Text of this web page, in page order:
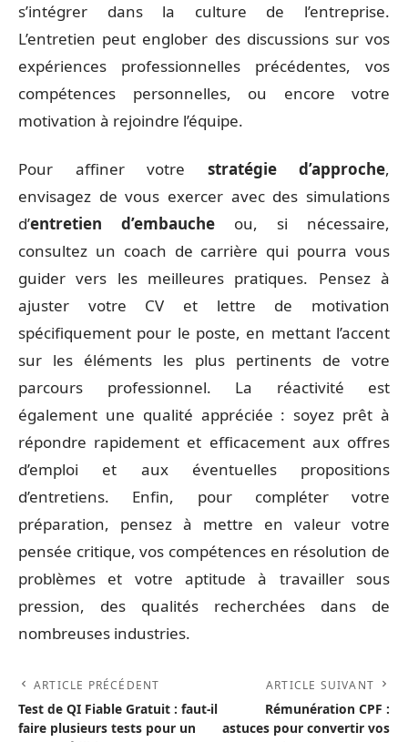
s’intégrer dans la culture de l’entreprise.
L’entretien peut englober des discussions sur vos
expériences professionnelles précédentes, vos
compétences personnelles, ou encore votre
motivation à rejoindre l’équipe.
Pour affiner votre stratégie d’approche,
envisagez de vous exercer avec des simulations
d’entretien d’embauche ou, si nécessaire,
consultez un coach de carrière qui pourra vous
guider vers les meilleures pratiques. Pensez à
ajuster votre CV et lettre de motivation
spécifiquement pour le poste, en mettant l’accent
sur les éléments les plus pertinents de votre
parcours professionnel. La réactivité est
également une qualité appréciée : soyez prêt à
répondre rapidement et efficacement aux offres
d’emploi et aux éventuelles propositions
d’entretiens. Enfin, pour compléter votre
préparation, pensez à mettre en valeur votre
pensée critique, vos compétences en résolution de
problèmes et votre aptitude à travailler sous
pression, des qualités recherchées dans de
nombreuses industries.
ARTICLE PRÉCÉDENT
Test de QI Fiable Gratuit : faut-il
faire plusieurs tests pour un
ARTICLE SUIVANT
Rémunération CPF :
astuces pour convertir vos